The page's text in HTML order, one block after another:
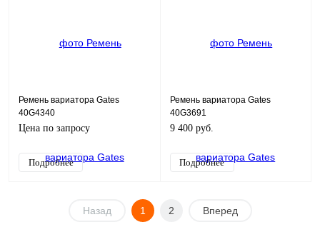
Ремень вариатора Gates
40G4340
Цена по запросу
Подробнее
Ремень вариатора Gates
40G3691
9 400 руб.
Подробнее
Назад 1 2 Вперед